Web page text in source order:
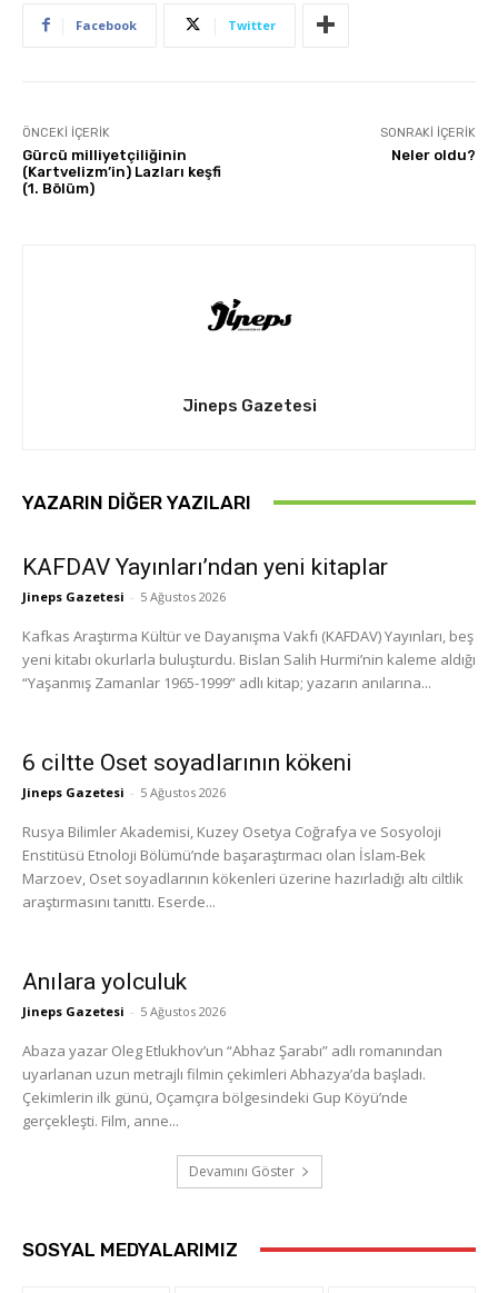
Facebook Twitter
ÖNCEKI İÇERIK
Gürcü milliyetçiliğinin
(Kartvelizm’in) Lazları keşfi
(1. Bölüm)
SONRAKI İÇERIK
Neler oldu?
Jineps Gazetesi
YAZARIN DIĞER YAZILARI
KAFDAV Yayınları’ndan yeni kitaplar
Jineps Gazetesi - 5 Ağustos 2026
Kafkas Araştırma Kültür ve Dayanışma Vakfı (KAFDAV) Yayınları, beş
yeni kitabı okurlarla buluşturdu. Bislan Salih Hurmi’nin kaleme aldığı
“Yaşanmış Zamanlar 1965-1999” adlı kitap; yazarın anılarına...
6 ciltte Oset soyadlarının kökeni
Jineps Gazetesi - 5 Ağustos 2026
Rusya Bilimler Akademisi, Kuzey Osetya Coğrafya ve Sosyoloji
Enstitüsü Etnoloji Bölümü’nde başaraştırmacı olan İslam-Bek
Marzoev, Oset soyadlarının kökenleri üzerine hazırladığı altı ciltlik
araştırmasını tanıttı. Eserde...
Anılara yolculuk
Jineps Gazetesi - 5 Ağustos 2026
Abaza yazar Oleg Etlukhov’un “Abhaz Şarabı” adlı romanından
uyarlanan uzun metrajlı filmin çekimleri Abhazya’da başladı.
Çekimlerin ilk günü, Oçamçıra bölgesindeki Gup Köyü’nde
gerçekleşti. Film, anne...
Devamını Göster
SOSYAL MEDYALARIMIZ